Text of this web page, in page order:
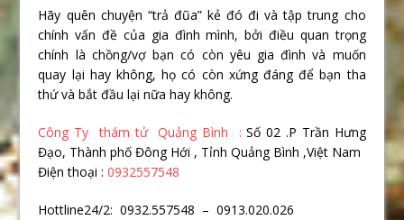
Hãy quên chuyện “trả đũa” kẻ đó đi và tập trung cho
chính vấn đề của gia đình mình, bởi điều quan trọng
chính là chồng/vợ bạn có còn yêu gia đình và muốn
quay lại hay không, họ có còn xứng đáng để bạn tha
thứ và bắt đầu lại nữa hay không.
Công Ty thám tử Quảng Bình :Số 02 .P Trần Hưng
Đạo, Thành phố Đông Hới , Tỉnh Quảng Bình ,Việt Nam
Điện thoại :0932557548
Hottline24/2: 0932.557548 – 0913.020.026